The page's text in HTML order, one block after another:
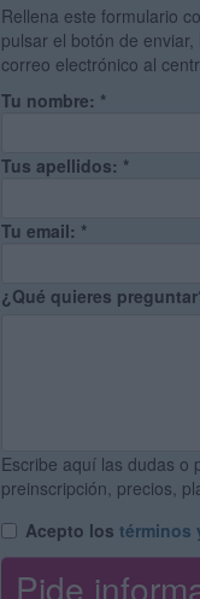
Rellena este formulario
pulsar el botón de
correo electrónico al
Tu nombre: *
Tus apellidos: *
Tu email: *
¿Qué quieres
Escribe aquí las dudas o
preinscripción, precios,
Acepto los términos